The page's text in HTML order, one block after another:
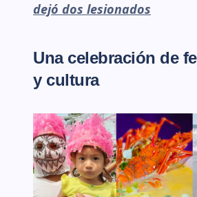
dejó dos lesionados
Una celebración de
y cultura